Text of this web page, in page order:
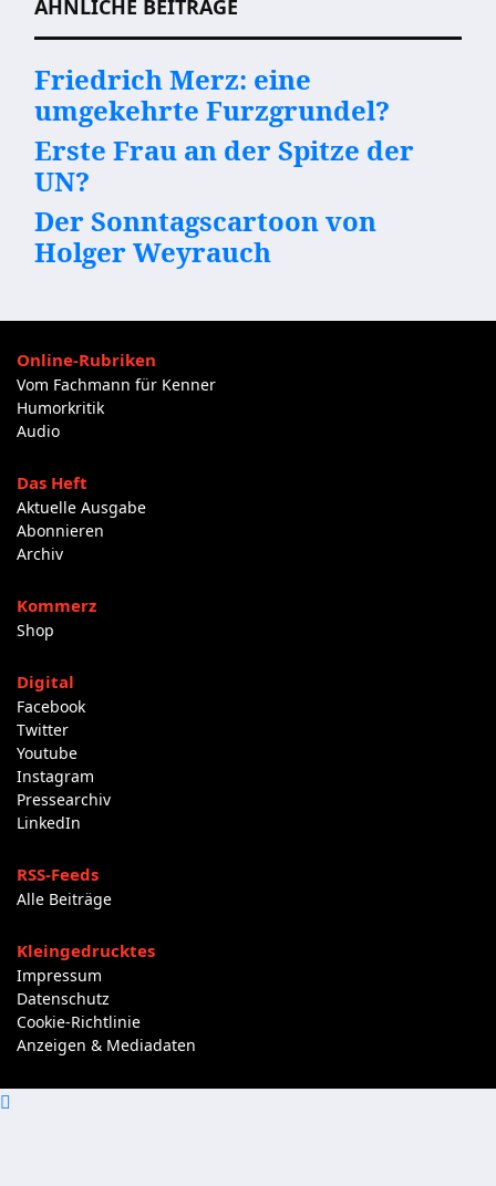
ÄHNLICHE BEITRÄGE
Friedrich Merz: eine
umgekehrte Furzgrundel?
Erste Frau an der Spitze der
UN?
Der Sonntagscartoon von
Holger Weyrauch
Online-Rubriken
Vom Fachmann für Kenner
Humorkritik
Audio
Das Heft
Aktuelle Ausgabe
Abonnieren
Archiv
Kommerz
Shop
Digital
Facebook
Twitter
Youtube
Instagram
Pressearchiv
LinkedIn
RSS-Feeds
Alle Beiträge
Kleingedrucktes
Impressum
Datenschutz
Cookie-Richtlinie
Anzeigen & Mediadaten